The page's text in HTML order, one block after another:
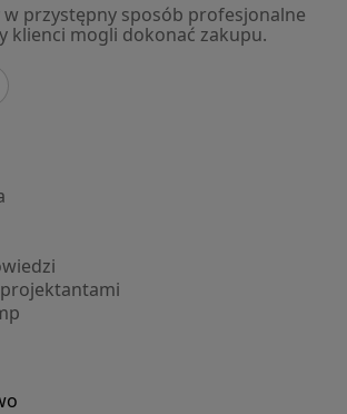
w przystępny sposób profesjonalne
klienci mogli dokonać zakupu.
projektantami